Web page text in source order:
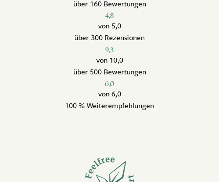
über 160 Bewertungen
4,8
von 5,0
über 300 Rezensionen
9,3
von 10,0
über 500 Bewertungen
6,0
von 6,0
100 % Weiterempfehlungen